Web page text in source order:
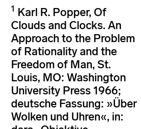
1 Karl R. Popper, Of
Clouds and Clocks. An
Approach to the Problem
of Rationality and the
Freedom of Man, St.
Louis, MO: Washington
University Press 1966;
deutsche Fassung: »Über
Wolken und Uhren«, in: